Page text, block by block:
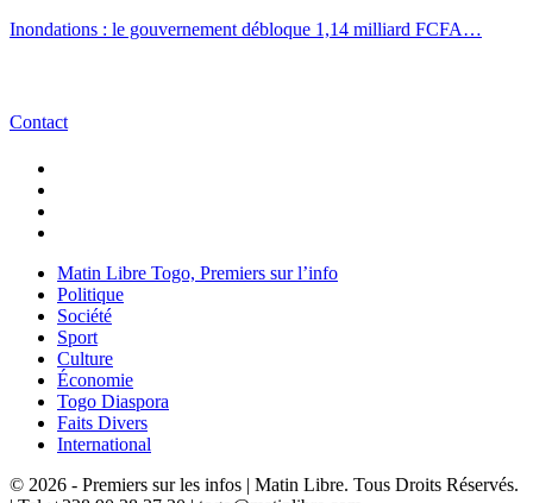
Inondations : le gouvernement débloque 1,14 milliard FCFA…
Contact
Matin Libre Togo, Premiers sur l’info
Politique
Société
Sport
Culture
Économie
Togo Diaspora
Faits Divers
International
© 2026 - Premiers sur les infos | Matin Libre. Tous Droits Réservés.